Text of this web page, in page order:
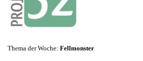
Thema der Woche: Fellmonster